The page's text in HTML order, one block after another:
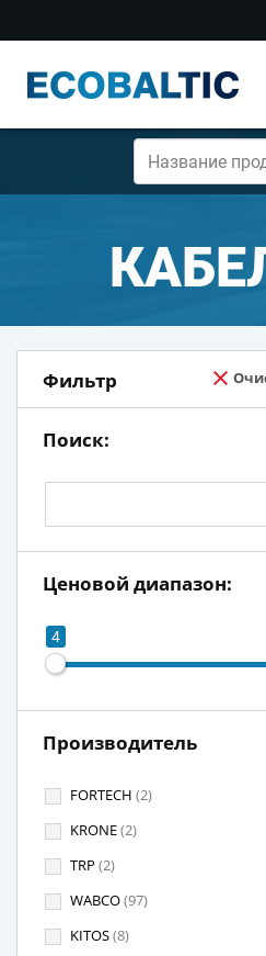
Фильтр
Поиск:
Ценовой диапазон:
4
Производитель
FORTECH (2)
KRONE(2)
TRP (2)
WABCO(97)
KITOS(8)